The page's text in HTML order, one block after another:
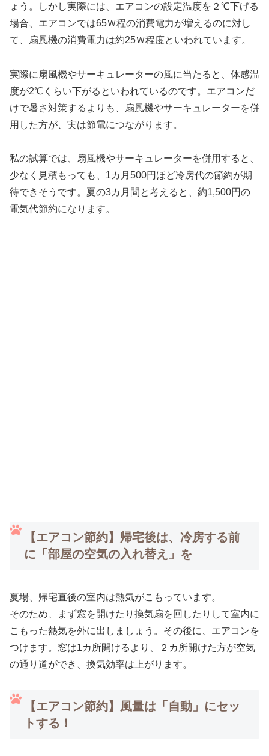
ょう。しかし実際には、エアコンの設定温度を２℃下げる
場合、エアコンでは65Ｗ程の消費電力が増えるのに対し
て、扇風機の消費電力は約25Ｗ程度といわれています。
実際に扇風機やサーキュレーターの風に当たると、体感温
度が2℃くらい下がるといわれているのです。エアコンだ
けで暑さ対策するよりも、扇風機やサーキュレーターを併
用した方が、実は節電につながります。
私の試算では、扇風機やサーキュレーターを併用すると、
少なく見積もっても、1カ月500円ほど冷房代の節約が期
待できそうです。夏の3カ月間と考えると、約1,500円の
電気代節約になります。
【エアコン節約】帰宅後は、冷房する前
に「部屋の空気の入れ替え」を
夏場、帰宅直後の室内は熱気がこもっています。
そのため、まず窓を開けたり換気扇を回したりして室内に
こもった熱気を外に出しましょう。その後に、エアコンを
つけます。窓は1カ所開けるより、２カ所開けた方が空気
の通り道ができ、換気効率は上がります。
【エアコン節約】風量は「自動」にセッ
トする！